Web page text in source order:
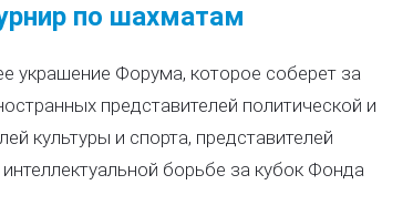
по шахматам
украшение Форума, которое соберет за
представителей политической и
культуры и спорта, представителей
борьбе за кубок Фонда